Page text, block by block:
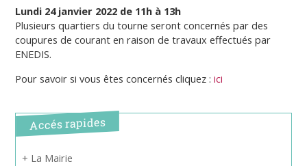
Lundi 24 janvier 2022 de 11h à 13h
Plusieurs quartiers du tourne seront concernés par des
coupures de courant en raison de travaux effectués par
ENEDIS.
Pour savoir si vous êtes concernés cliquez :ici
Accés rapides
+ La Mairie